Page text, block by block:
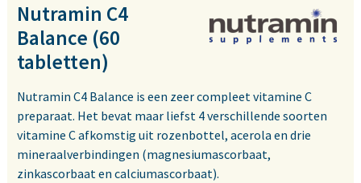
Nutramin C4
Balance (60
tabletten)
Nutramin C4 Balance is een zeer compleet vitamine C
preparaat. Het bevat maar liefst 4 verschillende soorten
vitamine C afkomstig uit rozenbottel, acerola en drie
mineraalverbindingen (magnesiumascorbaat,
zinkascorbaat en calciumascorbaat).